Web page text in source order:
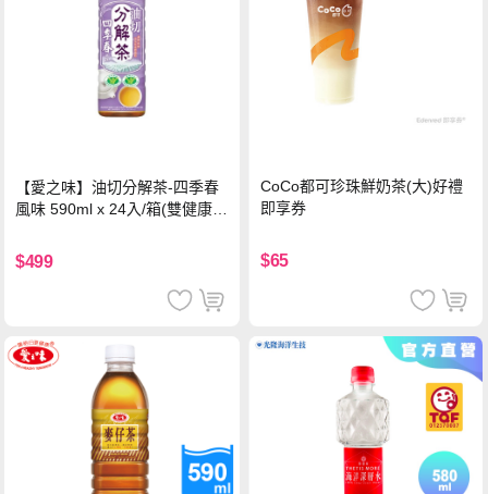
【愛之味】油切分解茶-四季春
風味 590ml x 24入/箱(雙健康認
$499
CoCo都可珍珠鮮奶茶(大)好禮
即享券
$65